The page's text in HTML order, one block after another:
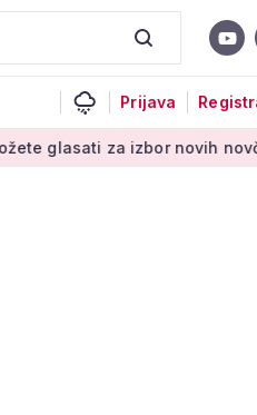
Prijava
za izbor novih novčanica